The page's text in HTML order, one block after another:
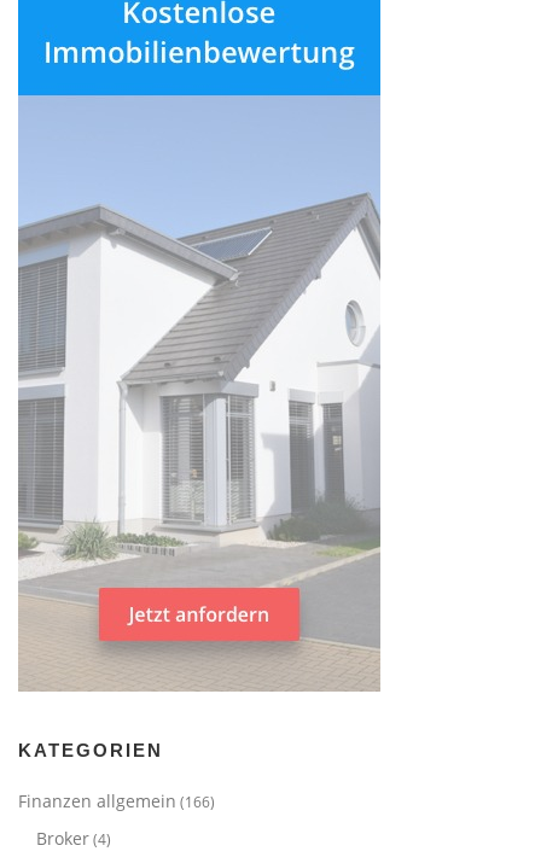
KATEGORIEN
Finanzen allgemein (166)
Broker(4)